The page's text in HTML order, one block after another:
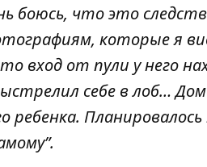
боюсь, что это
которые я
вход от пули у него
себе в лоб…